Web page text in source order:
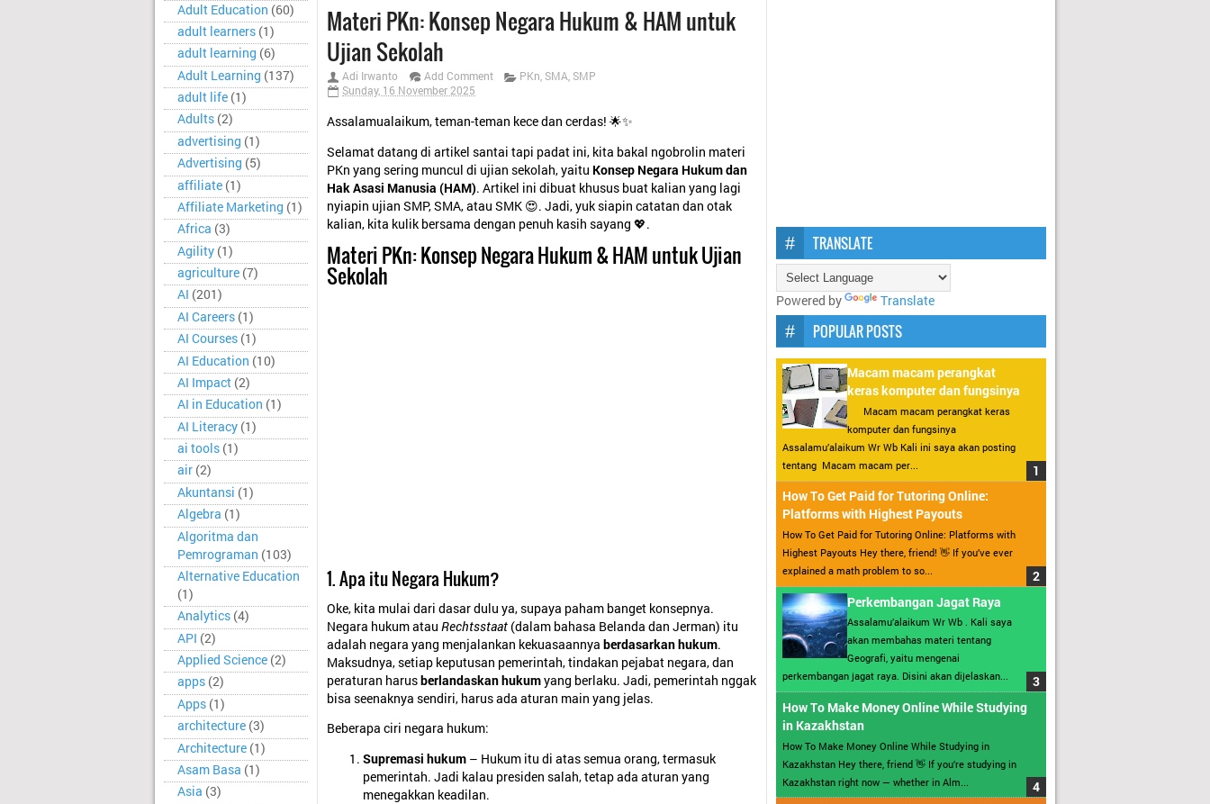
Adult Education (60)
adult learners (1)
adult learning (6)
Adult Learning (137)
adult life (1)
Adults (2)
advertising (1)
Advertising (5)
affiliate (1)
Affiliate Marketing (1)
Africa (3)
Agility (1)
agriculture (7)
AI (201)
AI Careers (1)
AI Courses (1)
AI Education (10)
AI Impact (2)
AI in Education (1)
AI Literacy (1)
ai tools (1)
air (2)
Akuntansi (1)
Algebra (1)
Algoritma dan
Pemrograman (103)
Alternative Education
(1)
Analytics (4)
API (2)
Applied Science (2)
apps (2)
Apps (1)
architecture (3)
Architecture (1)
Asam Basa (1)
Asia (3)
Materi PKn: Konsep Negara Hukum & HAM untuk
Ujian Sekolah
Adi Irwanto Add Comment PKn, SMA, SMP
Sunday, 16 November 2025
Assalamualaikum, teman-teman kece dan cerdas! 🌟✨
Selamat datang di artikel santai tapi padat ini, kita bakal ngobrolin materi
PKn yang sering muncul di ujian sekolah, yaitu Konsep Negara Hukum dan
Hak Asasi Manusia (HAM). Artikel ini dibuat khusus buat kalian yang lagi
nyiapin ujian SMP, SMA, atau SMK 😍. Jadi, yuk siapin catatan dan otak
kalian, kita kulik bersama dengan penuh kasih sayang 💖.
Materi PKn: Konsep Negara Hukum & HAM untuk Ujian
Sekolah
1. Apa itu Negara Hukum?
Oke, kita mulai dari dasar dulu ya, supaya paham banget konsepnya.
Negara hukum atau Rechtsstaat (dalam bahasa Belanda dan Jerman) itu
adalah negara yang menjalankan kekuasaannya berdasarkan hukum.
Maksudnya, setiap keputusan pemerintah, tindakan pejabat negara, dan
peraturan harusberlandaskan hukumyang berlaku. Jadi, pemerintah nggak
bisa seenaknya sendiri, harus ada aturan main yang jelas.
Beberapa ciri negara hukum:
Supremasi hukum – Hukum itu di atas semua orang, termasuk
pemerintah. Jadi kalau presiden salah, tetap ada aturan yang
menegakkan keadilan.
TRANSLATE
Powered by Translate
POPULAR POSTS
Macam macam perangkat
keras komputer dan fungsinya
Macam macam perangkat keras
komputer dan fungsinya
Assalamu’alaikum Wr Wb Kali ini saya akan posting
tentang Macam macam per...
How To Get Paid for Tutoring Online:
Platforms with Highest Payouts
How To Get Paid for Tutoring Online: Platforms with
Highest Payouts Hey there, friend! 👋 If you’ve ever
explained a math problem to so...
Perkembangan Jagat Raya
Assalamu’alaikum Wr Wb . Kali saya
akan membahas materi tentang
Geografi, yaitu mengenai
perkembangan jagat raya. Disini akan dijelaskan...
How To Make Money Online While Studying
in Kazakhstan
How To Make Money Online While Studying in
Kazakhstan Hey there, friend 👋 If you’re studying in
Kazakhstan right now — whether in Alm...